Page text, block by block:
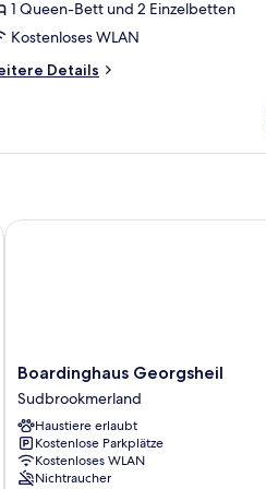
1 Queen-Bett und 2 Einzelbetten
Kostenloses WLAN
Details
Boardinghaus
Georgsheil
Sudbrookmerland
Boardinghaus Georgsheil
Sudbrookmerland
Haustiere erlaubt
Kostenlose Parkplätze
Kostenloses WLAN
Nichtraucher
Boardinghaus Georgsheil